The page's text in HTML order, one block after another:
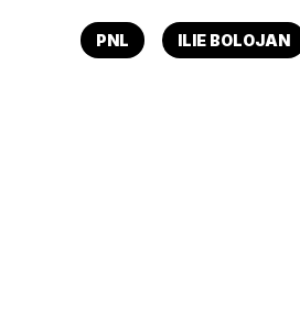
PNL ILIE BOLOJAN